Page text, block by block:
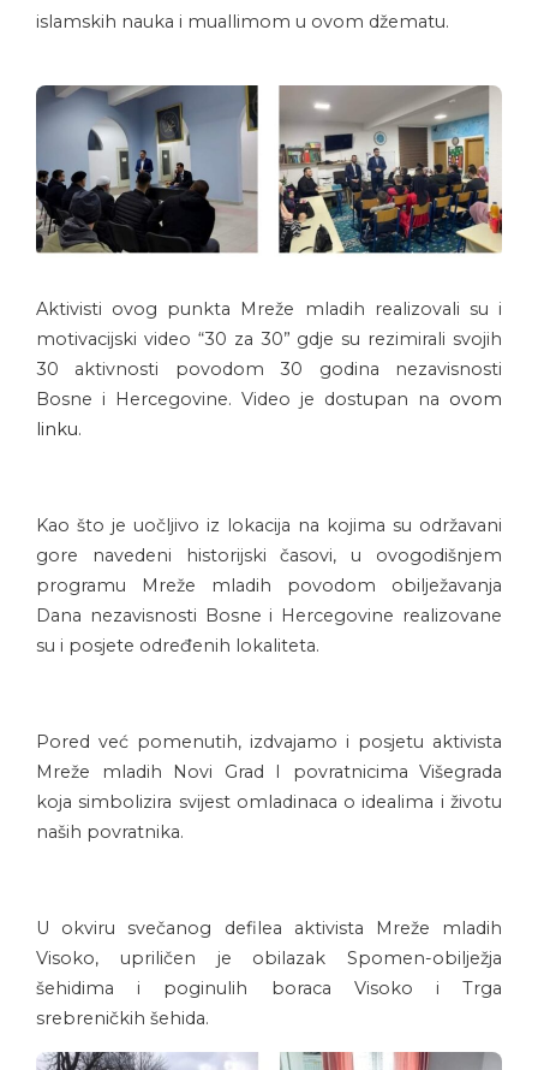
islamskih nauka i muallimom u ovom džematu.
Aktivisti ovog punkta Mreže mladih realizovali su i
motivacijski video “30 za 30” gdje su rezimirali svojih
30 aktivnosti povodom 30 godina nezavisnosti
Bosne i Hercegovine. Video je dostupan na ovom
linku.
Kao što je uočljivo iz lokacija na kojima su održavani
gore navedeni historijski časovi, u ovogodišnjem
programu Mreže mladih povodom obilježavanja
Dana nezavisnosti Bosne i Hercegovine realizovane
su i posjete određenih lokaliteta.
Pored već pomenutih, izdvajamo i posjetu aktivista
Mreže mladih Novi Grad I povratnicima Višegrada
koja simbolizira svijest omladinaca o idealima i životu
naših povratnika.
U okviru svečanog defilea aktivista Mreže mladih
Visoko, upriličen je obilazak Spomen-obilježja
šehidima i poginulih boraca Visoko i Trga
srebreničkih šehida.